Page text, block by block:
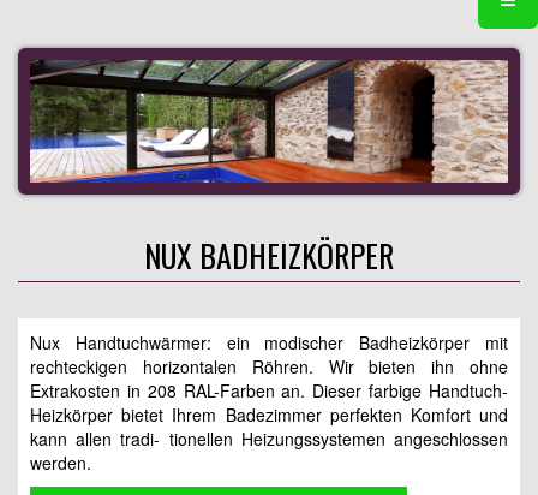
NUX BADHEIZKÖRPER
Nux Handtuchwärmer: ein modischer Badheizkörper mit
rechteckigen horizontalen Röhren. Wir bieten ihn ohne
Extrakosten in 208 RAL-Farben an. Dieser farbige Handtuch-
Heizkörper bietet Ihrem Badezimmer perfekten Komfort und
kann allen tradi- tionellen Heizungssystemen angeschlossen
werden.